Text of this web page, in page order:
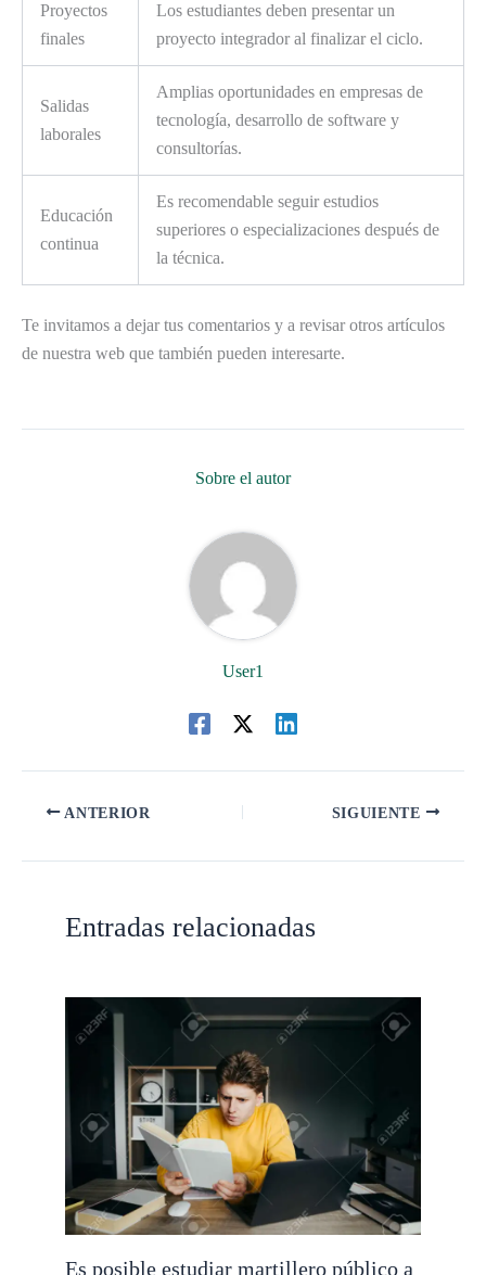
Proyectos
finales
Los estudiantes deben presentar un
proyecto integrador al finalizar el ciclo.
Salidas
laborales
Amplias oportunidades en empresas de
tecnología, desarrollo de software y
consultorías.
Educación
continua
Es recomendable seguir estudios
superiores o especializaciones después de
la técnica.
Te invitamos a dejar tus comentarios y a revisar otros artículos
de nuestra web que también pueden interesarte.
Sobre el autor
User1
ANTERIOR SIGUIENTE
Entradas relacionadas
Es posible estudiar martillero público a